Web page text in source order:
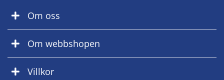
Om oss
Om webbshopen
Villkor